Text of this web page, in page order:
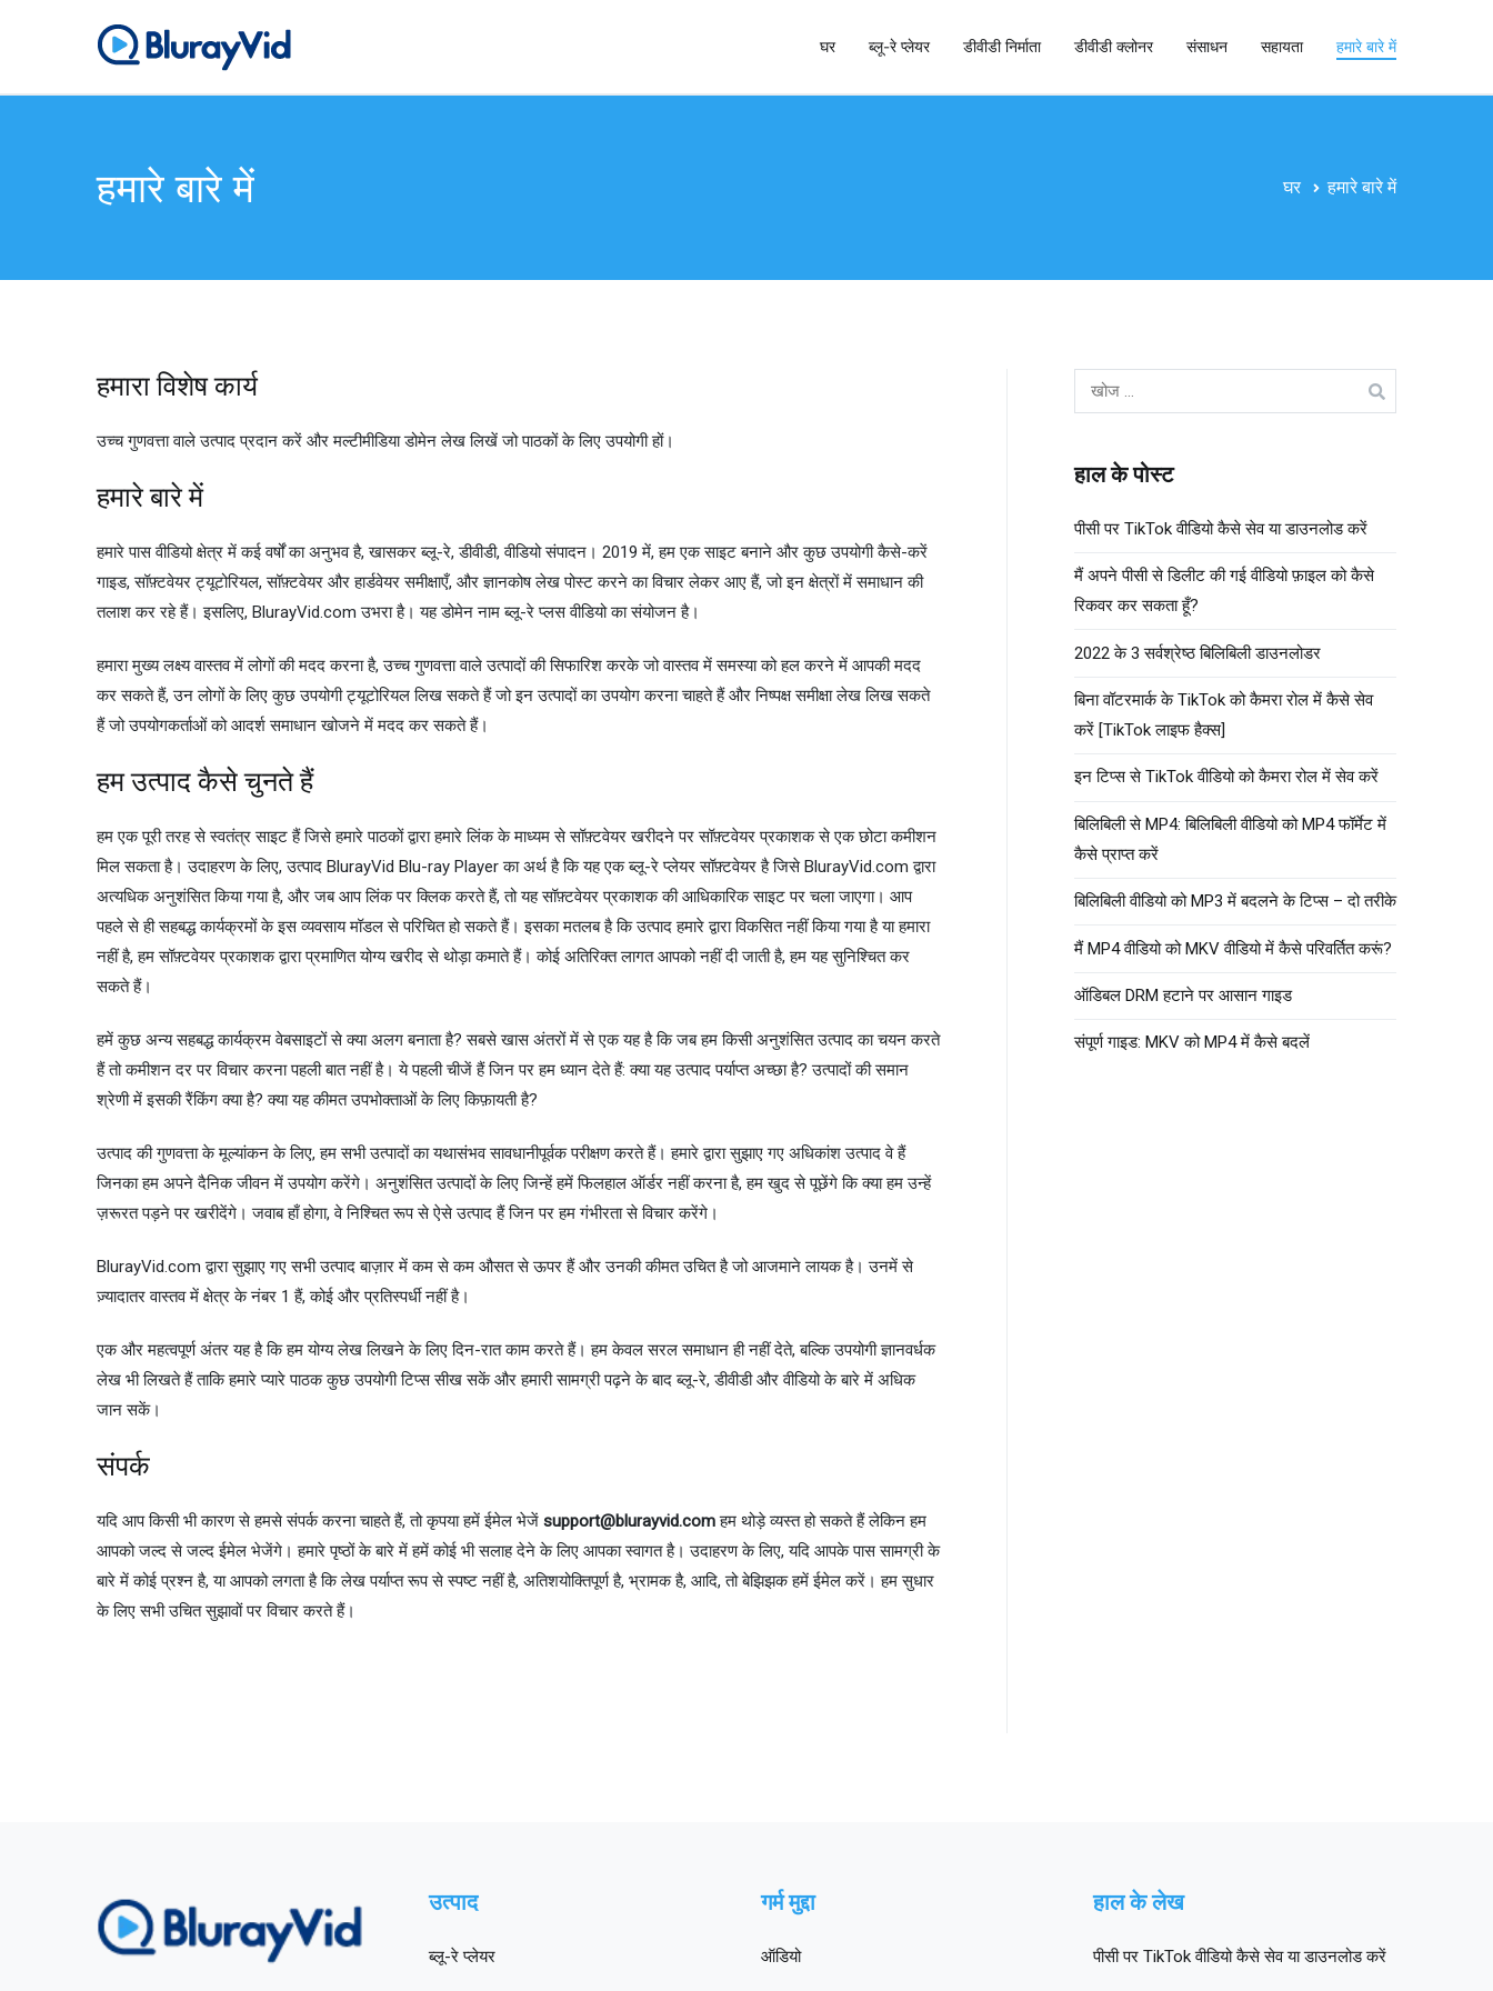
घर ब्लू-रे प्लेयर डीवीडी निर्माता डीवीडी क्लोनर संसाधन सहायता हमारे बारे में
हमारे बारे में घर हमारे बारे में
हमारा विशेष कार्य
उच्च गुणवत्ता वाले उत्पाद प्रदान करें और मल्टीमीडिया डोमेन लेख लिखें जो पाठकों के लिए उपयोगी हों।
हमारे बारे में
हमारे पास वीडियो क्षेत्र में कई वर्षों का अनुभव है, खासकर ब्लू-रे, डीवीडी, वीडियो संपादन। 2019 में, हम एक साइट बनाने और कुछ उपयोगी कैसे-करें
गाइड, सॉफ़्टवेयर ट्यूटोरियल, सॉफ़्टवेयर और हार्डवेयर समीक्षाएँ, और ज्ञानकोष लेख पोस्ट करने का विचार लेकर आए हैं, जो इन क्षेत्रों में समाधान की
तलाश कर रहे हैं। इसलिए, BlurayVid.com उभरा है। यह डोमेन नाम ब्लू-रे प्लस वीडियो का संयोजन है।
हमारा मुख्य लक्ष्य वास्तव में लोगों की मदद करना है, उच्च गुणवत्ता वाले उत्पादों की सिफारिश करके जो वास्तव में समस्या को हल करने में आपकी मदद
कर सकते हैं, उन लोगों के लिए कुछ उपयोगी ट्यूटोरियल लिख सकते हैं जो इन उत्पादों का उपयोग करना चाहते हैं और निष्पक्ष समीक्षा लेख लिख सकते
हैं जो उपयोगकर्ताओं को आदर्श समाधान खोजने में मदद कर सकते हैं।
हम उत्पाद कैसे चुनते हैं
हम एक पूरी तरह से स्वतंत्र साइट हैं जिसे हमारे पाठकों द्वारा हमारे लिंक के माध्यम से सॉफ़्टवेयर खरीदने पर सॉफ़्टवेयर प्रकाशक से एक छोटा कमीशन
मिल सकता है। उदाहरण के लिए, उत्पाद BlurayVid Blu-ray Player का अर्थ है कि यह एक ब्लू-रे प्लेयर सॉफ़्टवेयर है जिसे BlurayVid.com द्वारा
अत्यधिक अनुशंसित किया गया है, और जब आप लिंक पर क्लिक करते हैं, तो यह सॉफ़्टवेयर प्रकाशक की आधिकारिक साइट पर चला जाएगा। आप
पहले से ही सहबद्ध कार्यक्रमों के इस व्यवसाय मॉडल से परिचित हो सकते हैं। इसका मतलब है कि उत्पाद हमारे द्वारा विकसित नहीं किया गया है या हमारा
नहीं है, हम सॉफ़्टवेयर प्रकाशक द्वारा प्रमाणित योग्य खरीद से थोड़ा कमाते हैं। कोई अतिरिक्त लागत आपको नहीं दी जाती है, हम यह सुनिश्चित कर
सकते हैं।
हमें कुछ अन्य सहबद्ध कार्यक्रम वेबसाइटों से क्या अलग बनाता है? सबसे खास अंतरों में से एक यह है कि जब हम किसी अनुशंसित उत्पाद का चयन करते
हैं तो कमीशन दर पर विचार करना पहली बात नहीं है। ये पहली चीजें हैं जिन पर हम ध्यान देते हैं: क्या यह उत्पाद पर्याप्त अच्छा है? उत्पादों की समान
श्रेणी में इसकी रैंकिंग क्या है? क्या यह कीमत उपभोक्ताओं के लिए किफ़ायती है?
उत्पाद की गुणवत्ता के मूल्यांकन के लिए, हम सभी उत्पादों का यथासंभव सावधानीपूर्वक परीक्षण करते हैं। हमारे द्वारा सुझाए गए अधिकांश उत्पाद वे हैं
जिनका हम अपने दैनिक जीवन में उपयोग करेंगे। अनुशंसित उत्पादों के लिए जिन्हें हमें फिलहाल ऑर्डर नहीं करना है, हम खुद से पूछेंगे कि क्या हम उन्हें
ज़रूरत पड़ने पर खरीदेंगे। जवाब हाँ होगा, वे निश्चित रूप से ऐसे उत्पाद हैं जिन पर हम गंभीरता से विचार करेंगे।
BlurayVid.com द्वारा सुझाए गए सभी उत्पाद बाज़ार में कम से कम औसत से ऊपर हैं और उनकी कीमत उचित है जो आजमाने लायक है। उनमें से
ज़्यादातर वास्तव में क्षेत्र के नंबर 1 हैं, कोई और प्रतिस्पर्धी नहीं है।
एक और महत्वपूर्ण अंतर यह है कि हम योग्य लेख लिखने के लिए दिन-रात काम करते हैं। हम केवल सरल समाधान ही नहीं देते, बल्कि उपयोगी ज्ञानवर्धक
लेख भी लिखते हैं ताकि हमारे प्यारे पाठक कुछ उपयोगी टिप्स सीख सकें और हमारी सामग्री पढ़ने के बाद ब्लू-रे, डीवीडी और वीडियो के बारे में अधिक
जान सकें।
संपर्क
यदि आप किसी भी कारण से हमसे संपर्क करना चाहते हैं, तो कृपया हमें ईमेल भेजें support@blurayvid.comहम थोड़े व्यस्त हो सकते हैं लेकिन हम
आपको जल्द से जल्द ईमेल भेजेंगे। हमारे पृष्ठों के बारे में हमें कोई भी सलाह देने के लिए आपका स्वागत है। उदाहरण के लिए, यदि आपके पास सामग्री के
बारे में कोई प्रश्न है, या आपको लगता है कि लेख पर्याप्त रूप से स्पष्ट नहीं है, अतिशयोक्तिपूर्ण है, भ्रामक है, आदि, तो बेझिझक हमें ईमेल करें। हम सुधार
के लिए सभी उचित सुझावों पर विचार करते हैं।
निम्न
को
हाल के पोस्ट
पीसी पर TikTok वीडियो कैसे सेव या डाउनलोड करें
मैं अपने पीसी से डिलीट की गई वीडियो फ़ाइल को कैसे
रिकवर कर सकता हूँ?
2022 के 3 सर्वश्रेष्ठ बिलिबिली डाउनलोडर
बिना वॉटरमार्क के TikTok को कैमरा रोल में कैसे सेव
करें [TikTok लाइफ हैक्स]
इन टिप्स से TikTok वीडियो को कैमरा रोल में सेव करें
बिलिबिली से MP4: बिलिबिली वीडियो को MP4 फॉर्मेट में
कैसे प्राप्त करें
बिलिबिली वीडियो को MP3 में बदलने के टिप्स – दो तरीके
मैं MP4 वीडियो को MKV वीडियो में कैसे परिवर्तित करूं?
ऑडिबल DRM हटाने पर आसान गाइड
संपूर्ण गाइड: MKV को MP4 में कैसे बदलें
उत्पाद
ब्लू-रे प्लेयर
गर्म मुद्दा
ऑडियो
हाल के लेख
पीसी पर TikTok वीडियो कैसे सेव या डाउनलोड करें